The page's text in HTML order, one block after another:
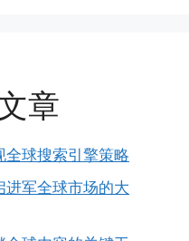
章
全球搜索引擎策略
进军全球市场的大